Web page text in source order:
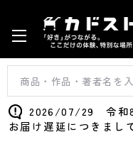
2026/07/29 令和8
お届け遅延につきまし